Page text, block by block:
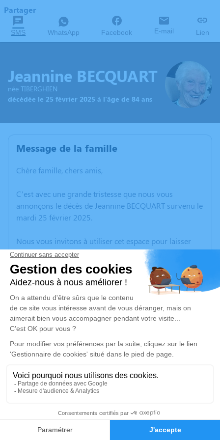
Faire-part Hommages
Partager
SMS WhatsApp Facebook E-mail Lien
Jeannine BECQUART
née TIBERGHIEN
décédée le 25 février 2025 à l'âge de 84 ans
Message de la famille
Chère famille, chers amis,
C’est avec une grande tristesse que nous vous
annonçons le décès de Jeannine BECQUART survenu le
mardi 25 février 2025.
Nous vous invitons à utiliser cet espace pour laisser
vos condoléances, partager des photos souvenirs, une
anecdote ou exprimer vos pensées à travers des
poèmes ou des textes. Cet endroit est un lieu
d'expression dédié à honorer la mémoire de Jeannine
BECQUART.
Un service de plantation d’arbre hommage est
disponible ici.
Je rends hommage
Cérémonie religieuse
Église Sainte Thérèse de l'Enfant Jésus de
Wattrelos